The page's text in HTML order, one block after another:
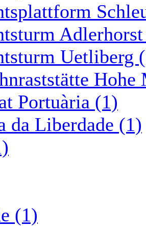
Uetliberg
Hohe
Portuària (1)
da Liberdade (1)
(1)